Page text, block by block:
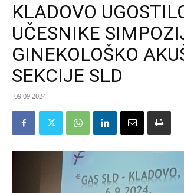
KLADOVO
UČESNIKE
GINEKOLOŠKO
SEKCIJE SLD
09.09.2024